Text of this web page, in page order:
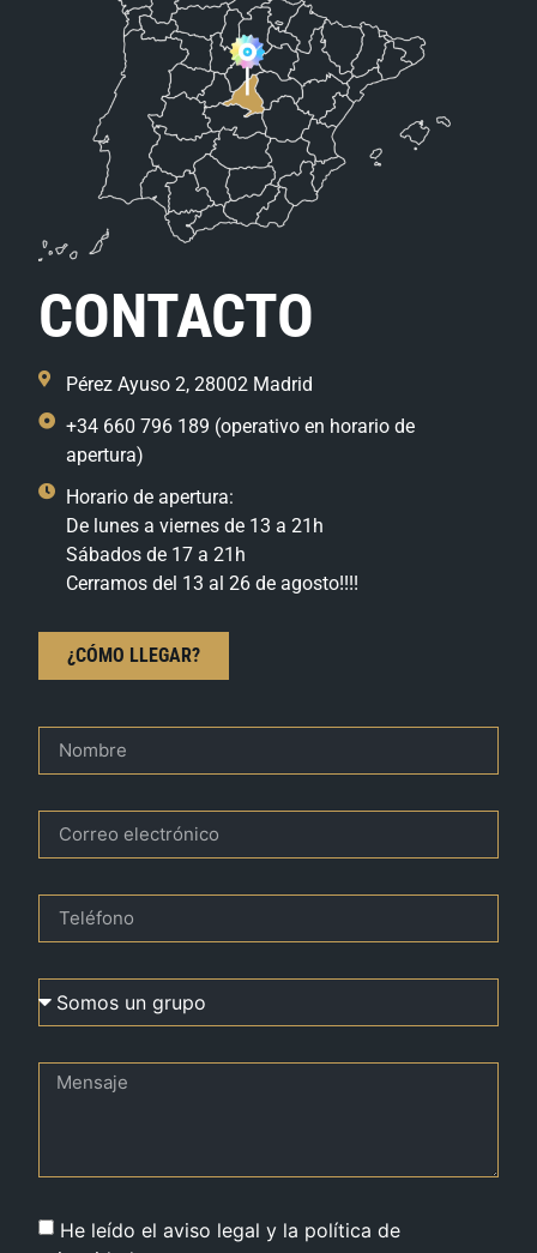
CONTACTO
Pérez Ayuso 2, 28002 Madrid
+34 660 796 189 (operativo en horario de
apertura)
Horario de apertura:
De lunes a viernes de 13 a 21h
Sábados de 17 a 21h
Cerramos del 13 al 26 de agosto!!!!
¿CÓMO LLEGAR?
He leído el aviso legal y la política de